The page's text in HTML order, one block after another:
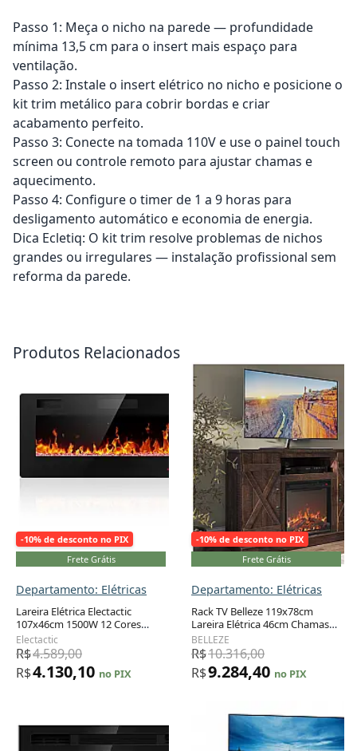
Passo 1: Meça o nicho na parede — profundidade
mínima 13,5 cm para o insert mais espaço para
ventilação.
Passo 2: Instale o insert elétrico no nicho e posicione o
kit trim metálico para cobrir bordas e criar
acabamento perfeito.
Passo 3: Conecte na tomada 110V e use o painel touch
screen ou controle remoto para ajustar chamas e
aquecimento.
Passo 4: Configure o timer de 1 a 9 horas para
desligamento automático e economia de energia.
Dica Ecletiq: O kit trim resolve problemas de nichos
grandes ou irregulares — instalação profissional sem
reforma da parede.
Produtos Relacionados
-10% de desconto no PIX
Frete Grátis
Departamento: Elétricas
Lareira Elétrica Electactic
107x46cm 1500W 12 Cores
Chamas LED Embutir 110V
Adicionar ao carrinho
Electactic
R$4.589,00
R$4.130,10 no PIX
-10% de desconto no PIX
Frete Grátis
Departamento: Elétricas
Rack TV Belleze 119x78cm
Lareira Elétrica 46cm Chamas
LED Marrom Escuro 110V
BELLEZE
R$10.316,00
R$9.284,40 no PIX
Adicionar ao carrinho Adicionar ao carrinho